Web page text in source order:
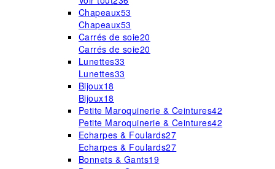
Chapeaux53
Chapeaux53
Carrés de soie20
Carrés de soie20
Lunettes33
Lunettes33
Bijoux18
Bijoux18
Petite Maroquinerie & Ceintures42
Petite Maroquinerie & Ceintures42
Echarpes & Foulards27
Echarpes & Foulards27
Bonnets & Gants19